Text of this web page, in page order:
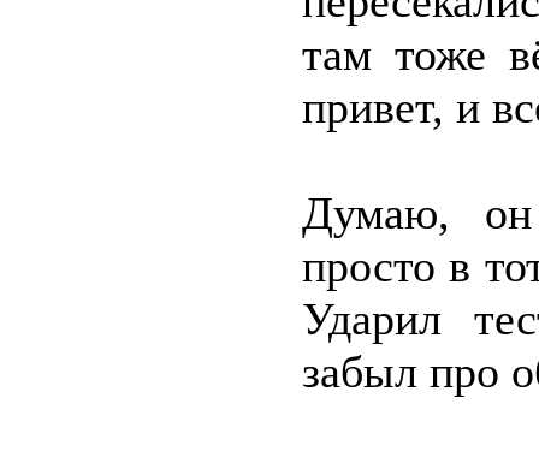
там тоже
привет, и
Думаю, он
просто в
Ударил
забыл про